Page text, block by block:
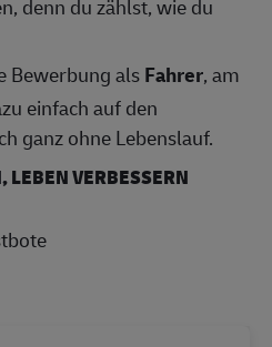
denn du zählst, wie du
Bewerbung alsFahrer, am
einfach auf den
ganz ohne Lebenslauf.
LEBEN VERBESSERN